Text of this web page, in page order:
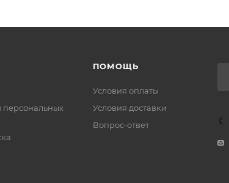
персональных
ПОМОЩЬ
Условия оплаты
Условия доставки
Вопрос-ответ